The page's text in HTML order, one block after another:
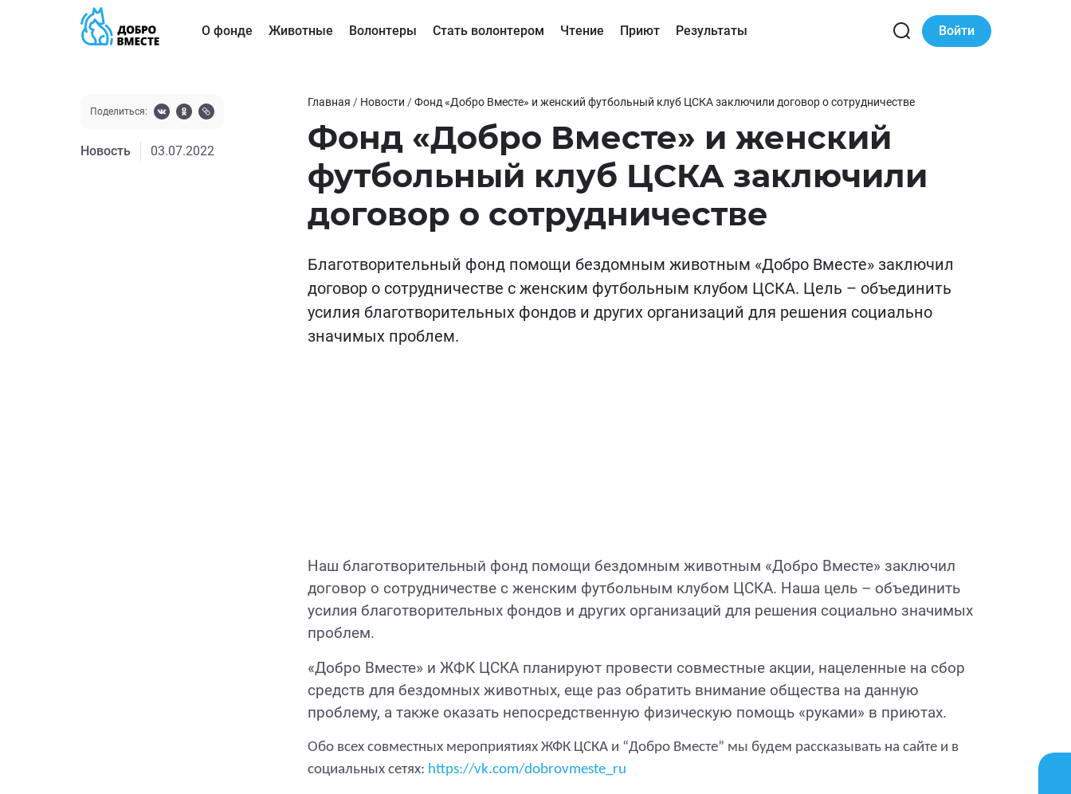
О фонде Животные Волонтеры Стать волонтером Чтение Приют Результаты Войти
Поделиться:
Новость 03.07.2022
Главная / Новости /Фонд «Добро Вместе» и женский футбольный клуб ЦСКА заключили договор о сотрудничестве
Фонд «Добро Вместе» и женский
футбольный клуб ЦСКА заключили
договор о сотрудничестве
Благотворительный фонд помощи бездомным животным «Добро Вместе» заключил
договор о сотрудничестве с женским футбольным клубом ЦСКА. Цель – объединить
усилия благотворительных фондов и других организаций для решения социально
значимых проблем.
Наш благотворительный фонд помощи бездомным животным «Добро Вместе» заключил
договор о сотрудничестве с женским футбольным клубом ЦСКА. Наша цель – объединить
усилия благотворительных фондов и других организаций для решения социально значимых
проблем.
«Добро Вместе» и ЖФК ЦСКА планируют провести совместные акции, нацеленные на сбор
средств для бездомных животных, еще раз обратить внимание общества на данную
проблему, а также оказать непосредственную физическую помощь «руками» в приютах.
Обо всех совместных мероприятиях ЖФК ЦСКА и “Добро Вместе” мы будем рассказывать на сайте и в
социальных сетях: https://vk.com/dobrovmeste_ru